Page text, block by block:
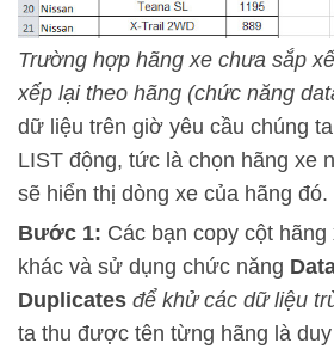
Trường hợp hãng xe chưa sắp
xếp lại theo hãng (chức năng
dữ liệu trên giờ yêu cầu chúng
LIST động, tức là chọn hãng xe
sẽ hiển thị dòng xe của hãng đó.
Bước 1: Các bạn copy cột
khác và sử dụng chức năng
Duplicates để khử các dữ liệu
ta thu được tên từng hãng là